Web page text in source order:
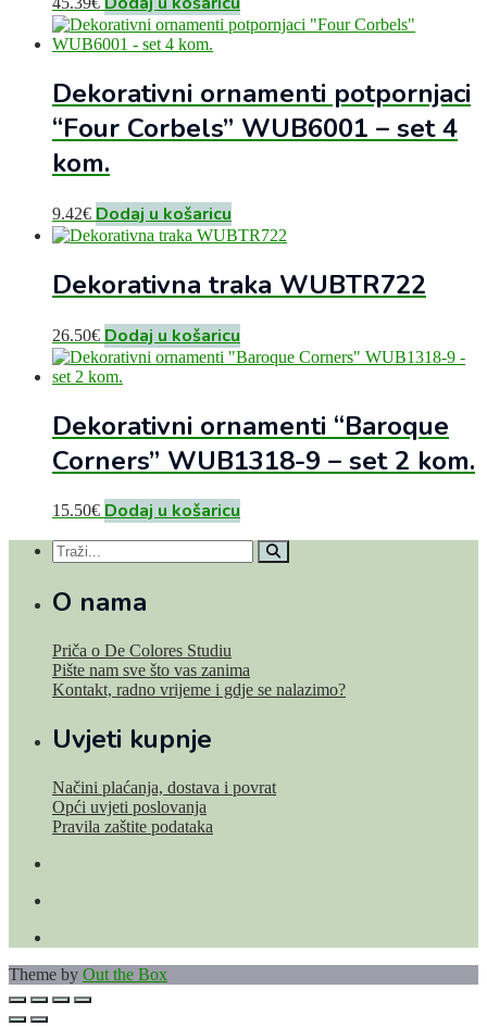
Dekorativni ornamenti potpornjaci
“Four Corbels” WUB6001 – set 4
kom.
9.42€ Dodaj u košaricu
Dekorativna traka WUBTR722
26.50€ Dodaj u košaricu
Dekorativni ornamenti “Baroque
Corners” WUB1318-9 – set 2 kom.
15.50€ Dodaj u košaricu
O nama
Priča o De Colores Studiu
Pište nam sve što vas zanima
Kontakt, radno vrijeme i gdje se nalazimo?
Uvjeti kupnje
Načini plaćanja, dostava i povrat
Opći uvjeti poslovanja
Pravila zaštite podataka
Theme by Out the Box